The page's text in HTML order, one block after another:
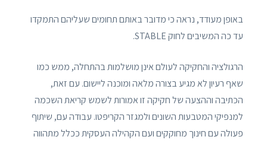
באופן מעודד, נראה כי מדובר באותם תחומים שעליהם התמקדו
עד כה המשיבים לחוק STABLE.
הרגולציה והחקיקה לעולם אינן מושלמות בהתחלה, ממש כמו
שאף רעיון לא מגיע בצורה מלאה ומוכנה ליישום. עם זאת,
הכתיבה וההצעה של חקיקה זו אמורות לשמש קריאת השכמה
למנפיקי המטבעות השונים ולמגזר הקריפטו. עבודה עם, שיתוף
פעולה עם חינוך מחוקקים ועם הקהילה העסקית ככלל מתהווה